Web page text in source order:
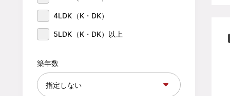
4LDK（K・DK）
5LDK（K・DK）以上
築年数